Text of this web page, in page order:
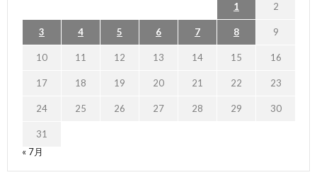
1 2
3 4 5 6 7 8 9
10 11 12 13 14 15 16
17 18 19 20 21 22 23
24 25 26 27 28 29 30
31
« 7月